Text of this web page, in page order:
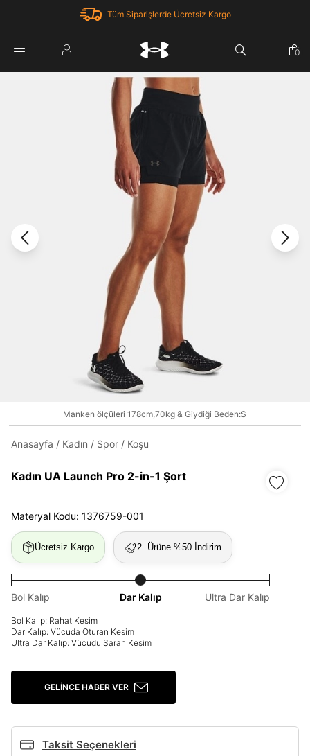
Tüm Siparişlerde Ücretsiz Kargo
Giriş Yap
Under Armour'da yeni misiniz?
Üye Olmadan Devam Et
0
Manken ölçüleri 178cm,70kg & Giydiği Beden:S
Anasayfa / Kadın / Spor / Koşu
Kadın UA Launch Pro 2-in-1 Şort
Materyal Kodu: 1376759-001
Ücretsiz Kargo 2. Ürüne %50 İndirim
Bol Kalıp Dar Kalıp Ultra Dar Kalıp
Bol Kalıp: Rahat Kesim
Dar Kalıp: Vücuda Oturan Kesim
Ultra Dar Kalıp: Vücudu Saran Kesim
GELINCE HABER VER
Taksit Seçenekleri
Parola Yenileme
Parolayı Yenile
Giriş Sayfasına Dön
Zaten hesabın var mı? Giriş yap
Daha hızlı ödeme. Hızlı sipariş takibi.
Giriş Yap
E-posta
Beni Hatırla
Ad*
Soyad*